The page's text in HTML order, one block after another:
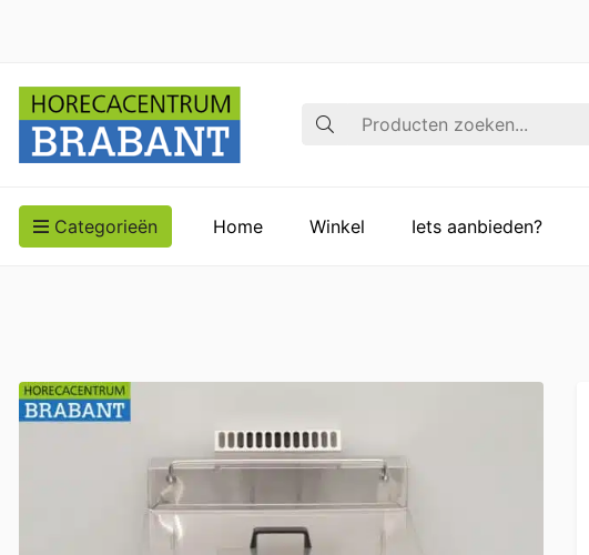
Zoek op
Categorieën Home Winkel Iets aanbieden?